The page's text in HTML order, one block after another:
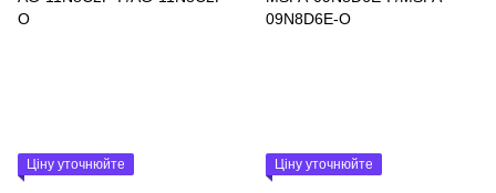
Ціну уточнюйте Ціну уточнюйте